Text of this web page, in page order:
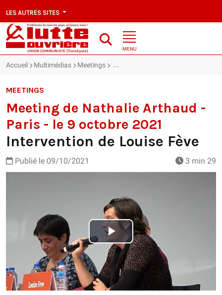
LES AUTRES SITES
MENU
Accueil Multimédias Meetings Meeting de Nathalie Arthaud -
MEETINGS
Meeting de Nathalie Arthaud -
Paris - le 9 octobre 2021
Intervention de Louise Fève
Publié le 09/10/2021 3 min 29
Play
Video